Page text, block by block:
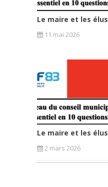
Le maire et les élus
11 mai 2026
Le maire et les élus
2 mars 2026